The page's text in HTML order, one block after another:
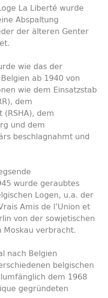
La Liberté wurde
Abspaltung
der älteren Genter
wie das der
ab 1940 von
wie dem Einsatzstab
dem
dem
und dem
beschlagnahmt und
wurde geraubtes
Logen, u.a. der
Amis de l’Union et
von der sowjetischen
Moskau verbracht.
nach Belgien
belgischen
dem 1968
gegründeten